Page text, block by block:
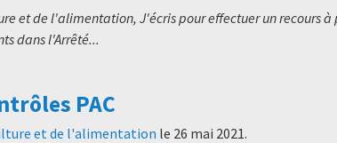
et de l'alimentation, J'écris pour effectuer un recours à
dans l'Arrêté...
PAC
et de l'alimentation le 26 mai 2021.